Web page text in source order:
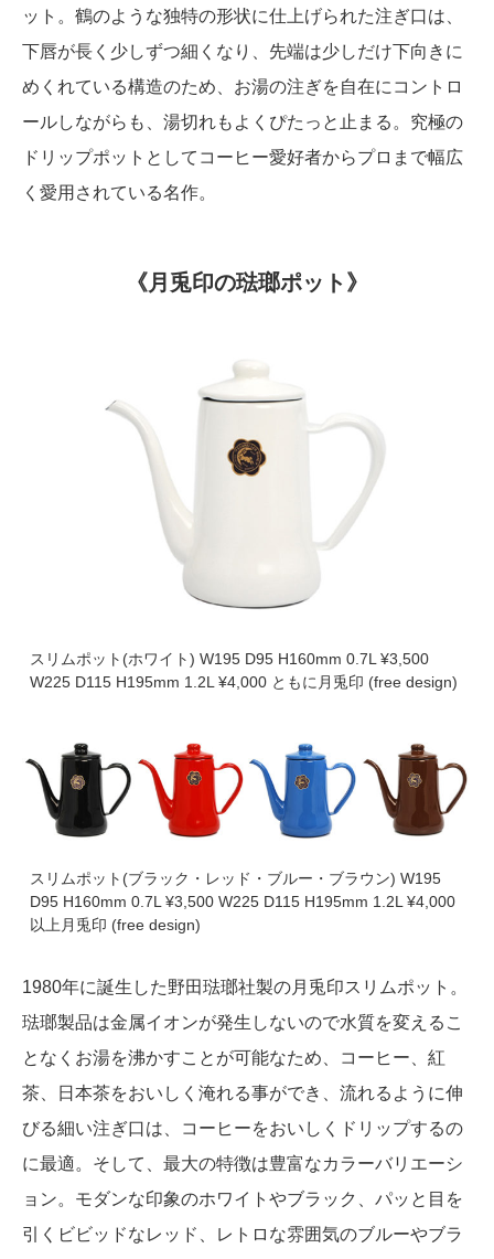
ット。鶴のような独特の形状に仕上げられた注ぎ口は、
下唇が長く少しずつ細くなり、先端は少しだけ下向きに
めくれている構造のため、お湯の注ぎを自在にコントロ
ールしながらも、湯切れもよくぴたっと止まる。究極の
ドリップポットとしてコーヒー愛好者からプロまで幅広
く愛用されている名作。
《月兎印の琺瑯ポット》
スリムポット(ホワイト) W195 D95 H160mm 0.7L ¥3,500
W225 D115 H195mm 1.2L ¥4,000 ともに月兎印 (free design)
スリムポット(ブラック・レッド・ブルー・ブラウン) W195
D95 H160mm 0.7L ¥3,500 W225 D115 H195mm 1.2L ¥4,000
以上月兎印 (free design)
1980年に誕生した野田琺瑯社製の月兎印スリムポット。
琺瑯製品は金属イオンが発生しないので水質を変えるこ
となくお湯を沸かすことが可能なため、コーヒー、紅
茶、日本茶をおいしく淹れる事ができ、流れるように伸
びる細い注ぎ口は、コーヒーをおいしくドリップするの
に最適。そして、最大の特徴は豊富なカラーバリエーシ
ョン。モダンな印象のホワイトやブラック、パッと目を
引くビビッドなレッド、レトロな雰囲気のブルーやブラ